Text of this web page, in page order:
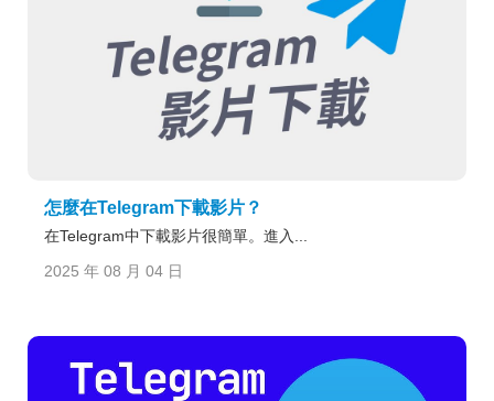
怎麼在Telegram下載影片？
在Telegram中下載影片很簡單。進入...
2025 年 08 月 04 日